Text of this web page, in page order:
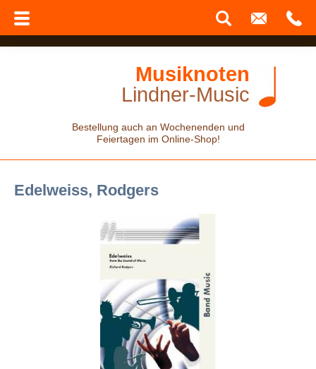
Musiknoten
Lindner-Music
Bestellung auch an Wochenenden und
Feiertagen im Online-Shop!
Edelweiss, Rodgers